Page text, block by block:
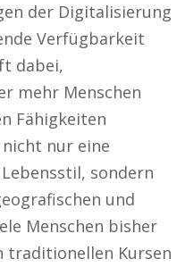
der Digitalisierung
Verfügbarkeit
dabei,
mehr Menschen
Fähigkeiten
nur eine
sondern
und
Menschen bisher
traditionellen Kursen